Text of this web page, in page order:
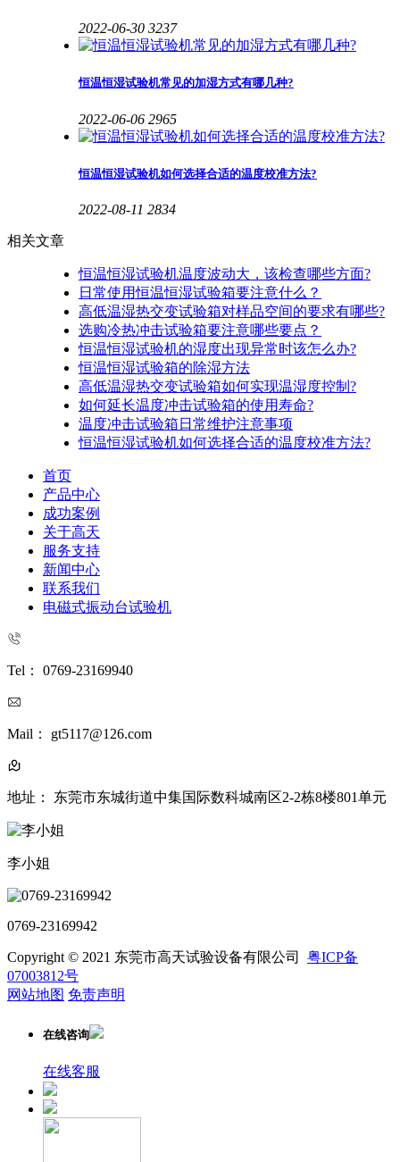
2022-06-30 3237
恒温恒湿试验机常见的加湿方式有哪几种?
2022-06-06 2965
恒温恒湿试验机如何选择合适的温度校准方法?
2022-08-11 2834
相关文章
恒温恒湿试验机温度波动大，该检查哪些方面?
日常使用恒温恒湿试验箱要注意什么？
高低温湿热交变试验箱对样品空间的要求有哪些?
选购冷热冲击试验箱要注意哪些要点？
恒温恒湿试验机的湿度出现异常时该怎么办?
恒温恒湿试验箱的除湿方法
高低温湿热交变试验箱如何实现温湿度控制?
如何延长温度冲击试验箱的使用寿命?
温度冲击试验箱日常维护注意事项
恒温恒湿试验机如何选择合适的温度校准方法?
首页
产品中心
成功案例
关于高天
服务支持
新闻中心
联系我们
电磁式振动台试验机
Tel： 0769-23169940
Mail： gt5117@126.com
地址： 东莞市东城街道中集国际数科城南区2-2栋8楼801单元
李小姐
0769-23169942
Copyright © 2021 东莞市高天试验设备有限公司 粤ICP备
07003812号
网站地图 免责声明
在线咨询
在线客服